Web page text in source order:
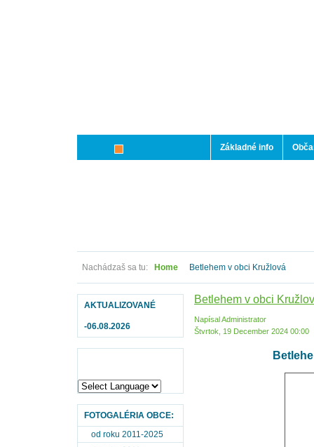
Základné info
Nachádzaš sa tu: Home Betlehem v obci Kružlová
AKTUALIZOVANÉ
-06.08.2026
FOTOGALÉRIA OBCE:
od roku 2011-2025
Betlehem v obci
Napísal Administrator
Štvrtok, 19 December 2024 00:00